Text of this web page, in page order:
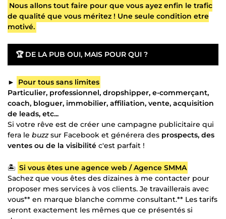
Nous allons tout faire pour que vous ayez enfin le trafic
de qualité que vous méritez ! Une seule condition etre
motivé.
🏆 DE LA PUB OUI, MAIS POUR QUI ?
►
Pour tous sans limites
Particulier, professionnel, dropshipper, e-commerçant,
coach, bloguer, immobilier, affiliation, vente, acquisition
de leads, etc...
Si votre rêve est de créer une campagne publicitaire qui
fera le buzzsur Facebook et générera des prospects, des
ventes ou de la visibilité c'est parfait !
🏝️ Si vous êtes une agence web / Agence SMMA
Sachez que vous êtes des dizaines à me contacter pour
proposer mes services à vos clients. Je travaillerais avec
vous** en marque blanche comme consultant.** Les tarifs
seront exactement les mêmes que ce présentés si